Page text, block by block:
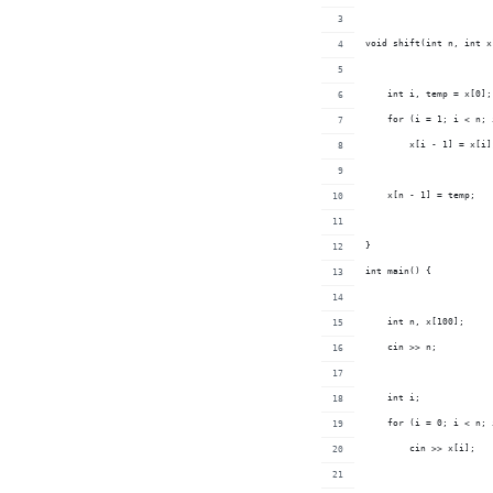
void shift(int n, int
    int i, temp = x[0];
for (i = 1; i < n;
x[i - 1] =
    x[n - 1] = temp;
}
int main() {
    int n, x[100];
    cin >> n;
    int i;
for (i = 0; i < n;
        cin >> x[i];